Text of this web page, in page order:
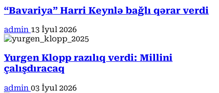
“Bavariya” Harri Keynlə bağlı qərar verdi
admin 13 İyul 2026
Yurgen Klopp razılıq verdi: Millini
çalışdıracaq
admin 03 İyul 2026